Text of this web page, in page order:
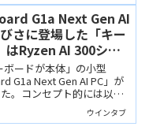
G1a Next Gen AI
さに登場した「キー
はRyzen AI 300シリ
PC、メンテ
いです
ボードが本体」の小型
G1a Next Gen AI PC」が
。コンセプト的には以前
いましたが、HPの新作は
PC」で、メンテナン
ウインタブ